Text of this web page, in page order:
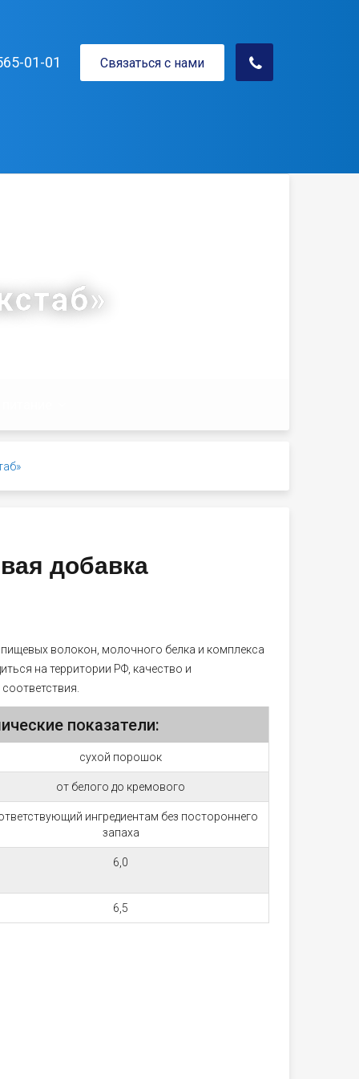
01-01 Связаться с нами
добавка
волокон, молочного белка и комплекса
на территории РФ, качество и
показатели:
сухой порошок
от белого до кремового
ингредиентам без постороннего
запаха
6,0
6,5